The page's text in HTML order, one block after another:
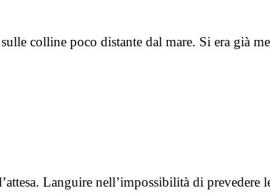
colline poco distante dal mare. Si era già
Languire nell’impossibilità di